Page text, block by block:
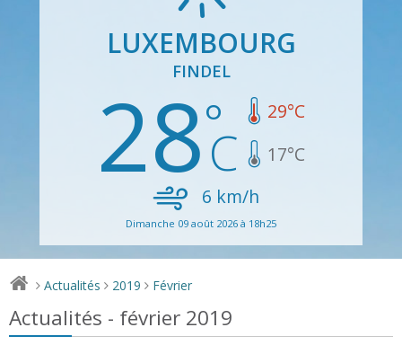
LUXEMBOURG
FINDEL
28 29°C
17°C
6 km/h
Dimanche 09 août 2026 à 18h25
> Actualités > 2019 > Février
Actualités - février 2019